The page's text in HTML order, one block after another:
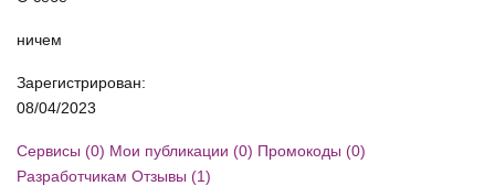
ничем
Зарегистрирован:
08/04/2023
Сервисы (0) Мои публикации (0) Промокоды (0)
Разработчикам Отзывы (1)